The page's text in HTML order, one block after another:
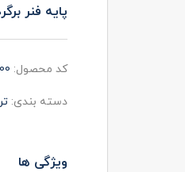
پايه فنر
کد محصول:
دسته بندی:
ویژگی ها